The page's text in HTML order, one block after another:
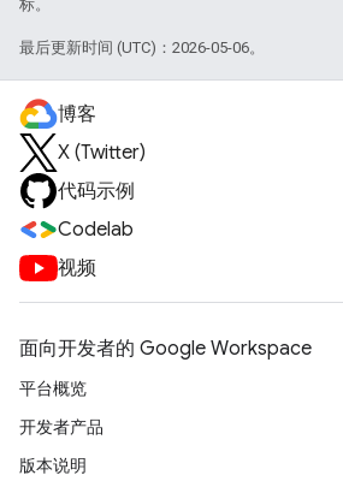
标。
最后更新时间 (UTC)：2026-05-06。
博客
X (Twitter)
代码示例
Codelab
视频
面向开发者的 Google Workspace
平台概览
开发者产品
版本说明